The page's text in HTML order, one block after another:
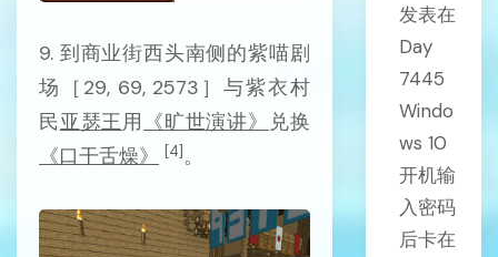
9. 到商业街西头南侧的紫喵剧
场［29, 69, 2573］与紫衣村
民亚瑟王用 《旷世演讲》 兑换
《口干舌燥》
[4] 。
发表在
Day
7445
Windo
ws 10
开机输
入密码
后卡在